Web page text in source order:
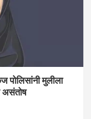
पोलिसांनी मुलीला
असंतोष